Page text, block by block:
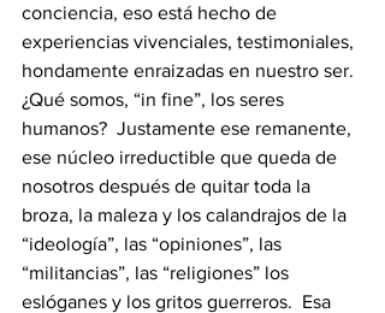
conciencia, eso está hecho de
experiencias vivenciales, testimoniales,
hondamente enraizadas en nuestro ser.
¿Qué somos, “in fine”, los seres
humanos?  Justamente ese remanente,
ese núcleo irreductible que queda de
nosotros después de quitar toda la
broza, la maleza y los calandrajos de la
“ideología”, las “opiniones”, las
“militancias”, las “religiones” los
eslóganes y los gritos guerreros.  Esa